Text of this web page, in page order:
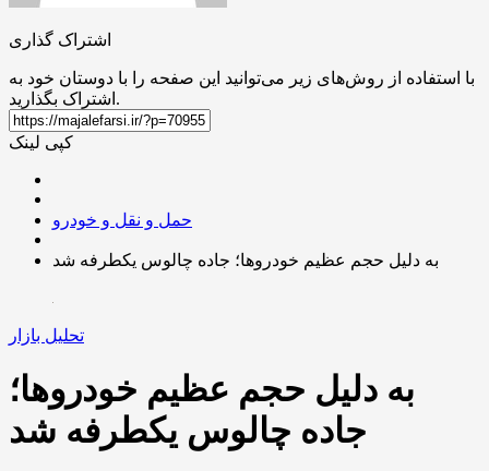
اشتراک گذاری
با استفاده از روش‌های زیر می‌توانید این صفحه را با دوستان خود به
اشتراک بگذارید.
کپی لینک
حمل و نقل و خودرو
به دلیل حجم عظیم خودروها؛ جاده چالوس یکطرفه شد
تحلیل بازار
به دلیل حجم عظیم خودروها؛
جاده چالوس یکطرفه شد